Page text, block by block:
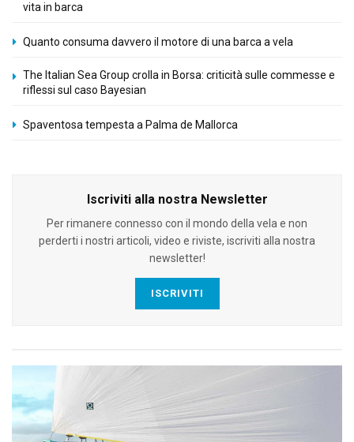
vita in barca
Quanto consuma davvero il motore di una barca a vela
The Italian Sea Group crolla in Borsa: criticità sulle commesse e
riflessi sul caso Bayesian
Spaventosa tempesta a Palma de Mallorca
Iscriviti alla nostra Newsletter
Per rimanere connesso con il mondo della vela e non
perderti i nostri articoli, video e riviste, iscriviti alla nostra
newsletter!
ISCRIVITI